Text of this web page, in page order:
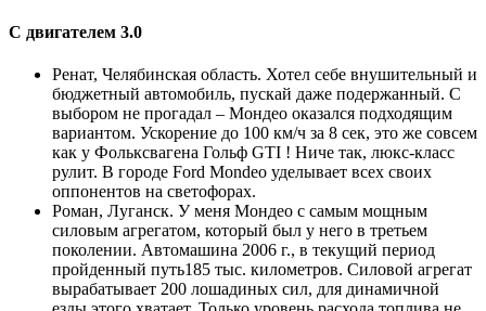
С двигателем 3.0
Ренат, Челябинская область. Хотел себе внушительный и
бюджетный автомобиль, пускай даже подержанный. С
выбором не прогадал – Мондео оказался подходящим
вариантом. Ускорение до 100 км/ч за 8 сек, это же совсем
как у Фольксвагена Гольф GTI ! Ниче так, люкс-класс
рулит. В городе Ford Mondeo уделывает всех своих
оппонентов на светофорах.
Роман, Луганск. У меня Мондео с самым мощным
силовым агрегатом, который был у него в третьем
поколении. Автомашина 2006 г., в текущий период
пройденный путь185 тыс. километров. Силовой агрегат
вырабатывает 200 лошадиных сил, для динамичной